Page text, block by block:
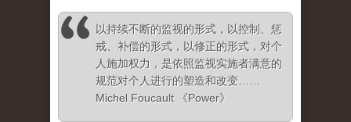
以持续不断的监视的形式，以控制、惩
戒、补偿的形式，以修正的形式，对个
人施加权力，是依照监视实施者满意的
规范对个人进行的塑造和改变……
Michel Foucault 《Power》